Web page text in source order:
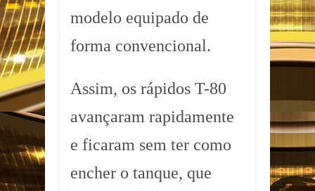
modelo equipado de
forma convencional.
Assim, os rápidos T-80
avançaram rapidamente
e ficaram sem ter como
encher o tanque, que